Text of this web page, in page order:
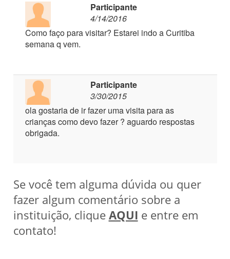
Participante
4/14/2016
Como faço para visitar? Estarei indo a Curitiba
semana q vem.
Participante
3/30/2015
ola gostaria de ir fazer uma visita para as
crianças como devo fazer ? aguardo respostas
obrigada.
Se você tem alguma dúvida ou quer
fazer algum comentário sobre a
instituição, clique AQUI e entre em
contato!